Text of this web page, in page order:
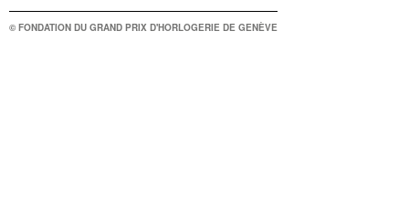
© FONDATION DU GRAND PRIX D'HORLOGERIE DE GENÈVE